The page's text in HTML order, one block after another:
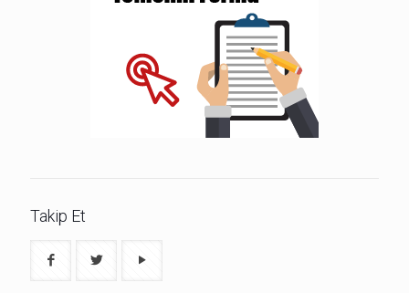
Takip Et